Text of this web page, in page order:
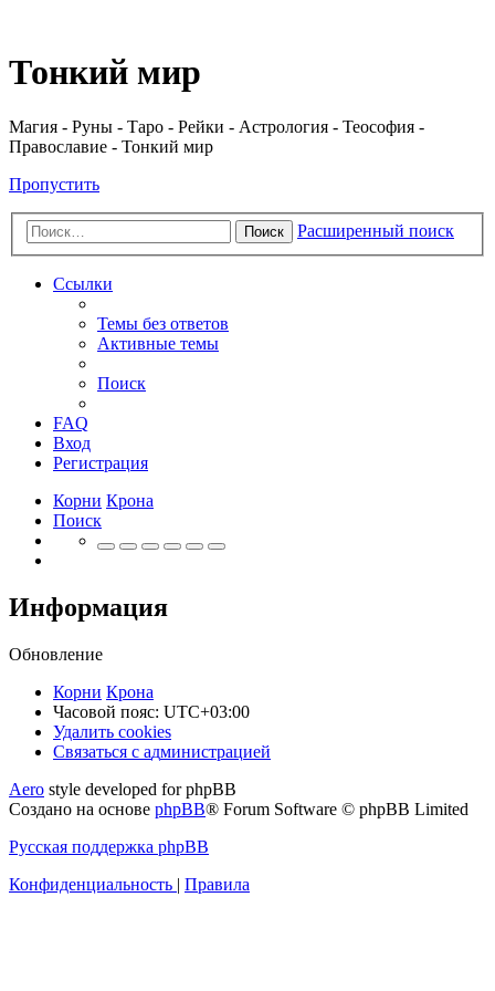
Тонкий мир
Магия - Руны - Таро - Рейки - Астрология - Теософия -
Православие - Тонкий мир
Пропустить
Поиск Расширенный поиск
Ссылки
Темы без ответов
Активные темы
Поиск
FAQ
Вход
Регистрация
Корни Крона
Поиск
Информация
Обновление
Корни Крона
Часовой пояс: UTC+03:00
Удалить cookies
Связаться
администрацией
Связаться с администрацией
Aero style developed for phpBB
Создано на основе phpBB® Forum Software © phpBB Limited
Русская поддержка phpBB
Конфиденциальность | Правила